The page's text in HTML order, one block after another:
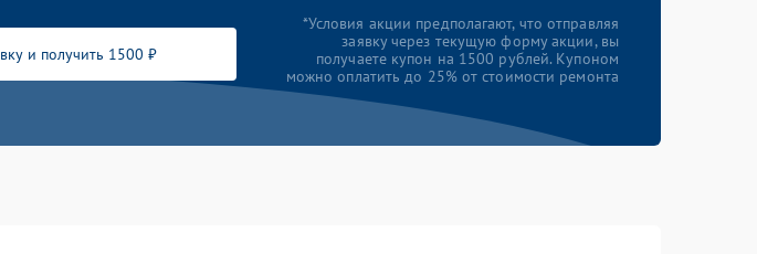
и получить 1500 ₽
*Условия акции предполагают, что отправляя
заявку через текущую форму акции, вы
получаете купон на 1500 рублей. Купоном
можно оплатить до 25% от стоимости ремонта